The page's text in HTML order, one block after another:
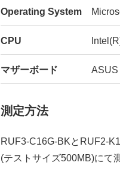
Operating System
CPU
マザーボード
測定方法
RUF3-C16G-BKとRUF2-
(テストサイズ500MB)にて